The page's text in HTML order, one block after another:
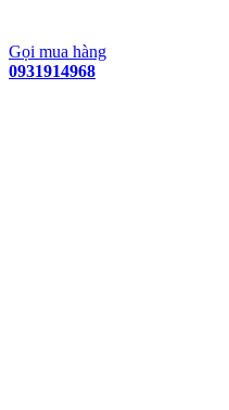
Gọi mua hàng
0931914968